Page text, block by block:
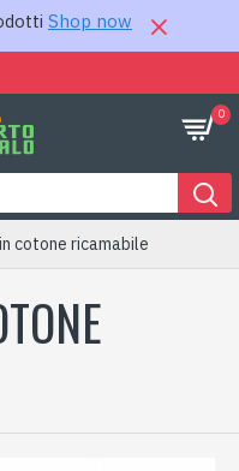
Shop now
0
cotone ricamabile